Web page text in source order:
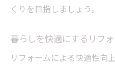
くりを目指しましょう。
暮らしを快適にするリフ
リフォームによる快適性向